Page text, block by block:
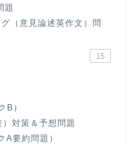
題
（意見論述英作文）問
15
B）
対策＆予想問題
A要約問題）